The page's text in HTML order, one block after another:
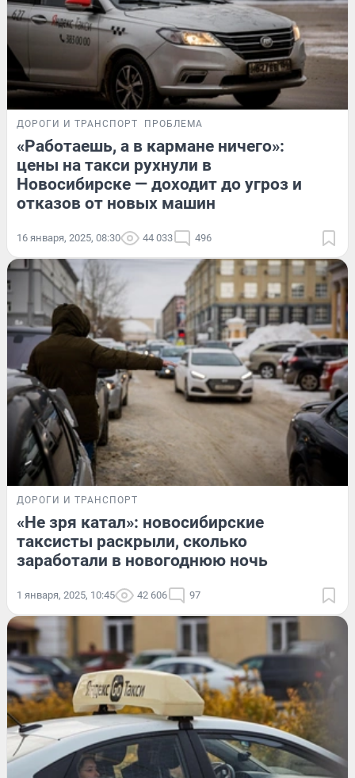
ДОРОГИ И ТРАНСПОРТ ПРОБЛЕМА
«Работаешь, а в кармане ничего»:
цены на такси рухнули в
Новосибирске — доходит до угроз и
отказов от новых машин
16 января, 2025, 08:30 44 033 496
ДОРОГИ И ТРАНСПОРТ
«Не зря катал»: новосибирские
таксисты раскрыли, сколько
заработали в новогоднюю ночь
1 января, 2025, 10:45 42 606 97